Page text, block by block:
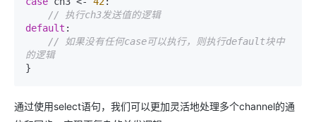
// 执行ch3发送值的逻辑
default :
// 如果没有任何case可以执行，则执行default块中
的逻辑
通过使用select语句，我们可以更加灵活地处理多个channel的通